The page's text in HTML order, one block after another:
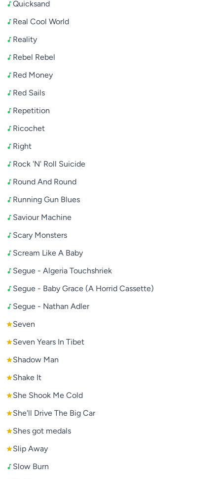
Quicksand
Real Cool World
Reality
Rebel Rebel
Red Money
Red Sails
Repetition
Ricochet
Right
Rock 'N' Roll Suicide
Round And Round
Running Gun Blues
Saviour Machine
Scary Monsters
Scream Like A Baby
Segue - Algeria Touchshriek
Segue - Baby Grace (A Horrid Cassette)
Segue - Nathan Adler
Seven
Seven Years In Tibet
Shadow Man
Shake It
She Shook Me Cold
She'll Drive The Big Car
Shes got medals
Slip Away
Slow Burn